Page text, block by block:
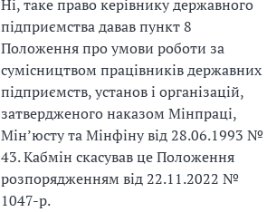
Ні, таке право керівнику державного
підприємства давав пункт 8
Положення про умови роботи за
сумісництвом працівників державних
підприємств, установ і організацій,
затвердженого наказом Мінпраці,
Мін’юсту та Мінфіну від 28.06.1993 №
43. Кабмін скасував це Положення
розпорядженням від 22.11.2022 №
1047-р.